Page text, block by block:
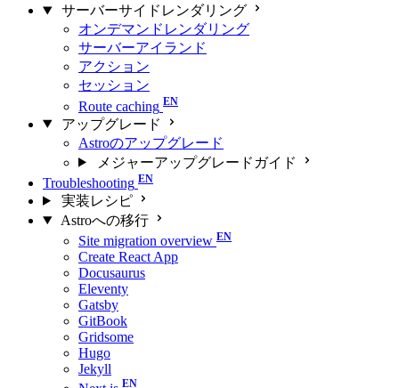
サーバーサイドレンダリング
オンデマンドレンダリング
サーバーアイランド
アクション
セッション
Route caching
アップグレード
Astroのアップグレード
メジャーアップグレードガイド
Troubleshooting
実装レシピ
Astroへの移行
Site migration overview
Create React App
Docusaurus
Eleventy
Gatsby
GitBook
Gridsome
Hugo
Jekyll